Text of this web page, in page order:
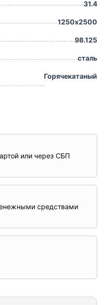
31.4
1250х2500
98.125
сталь
Горячекатаный
или через СБП
средствами